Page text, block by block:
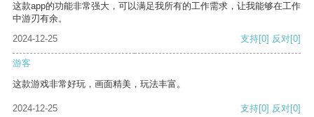
这款app的功能非常强大，可以满足我所有的工作需求，让我能够在工作
中游刃有余。
2024-12-25
支持[0] 反对[0]
游客
这款游戏非常好玩，画面精美，玩法丰富。
2024-12-25 支持[0] 反对[0]